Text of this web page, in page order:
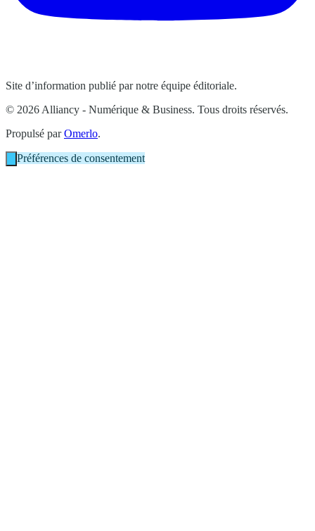
Site d’information publié par notre équipe éditoriale.
© 2026 Alliancy - Numérique & Business. Tous droits réservés.
Propulsé parOmerlo.
Préférences de consentement